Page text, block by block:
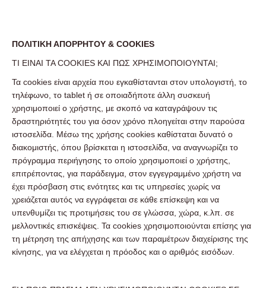
ΠΟΛΙΤΙΚΗ ΑΠΟΡΡΗΤΟΥ & COOKIES
ΤΙ ΕΙΝΑΙ ΤΑ COOKIES ΚΑΙ ΠΩΣ ΧΡΗΣΙΜΟΠΟΙΟΥΝΤΑΙ;
Τα cookies είναι αρχεία που εγκαθίστανται στον υπολογιστή, το
τηλέφωνο, το tablet ή σε οποιαδήποτε άλλη συσκευή
χρησιμοποιεί ο χρήστης, με σκοπό να καταγράψουν τις
δραστηριότητές του για όσον χρόνο πλοηγείται στην παρούσα
ιστοσελίδα. Μέσω της χρήσης cookies καθίσταται δυνατό ο
διακομιστής, όπου βρίσκεται η ιστοσελίδα, να αναγνωρίζει το
πρόγραμμα περιήγησης το οποίο χρησιμοποιεί ο χρήστης,
επιτρέποντας, για παράδειγμα, στον εγγεγραμμένο χρήστη να
έχει πρόσβαση στις ενότητες και τις υπηρεσίες χωρίς να
χρειάζεται αυτός να εγγράφεται σε κάθε επίσκεψη και να
υπενθυμίζει τις προτιμήσεις του σε γλώσσα, χώρα, κ.λπ. σε
μελλοντικές επισκέψεις. Τα cookies χρησιμοποιούνται επίσης για
τη μέτρηση της απήχησης και των παραμέτρων διαχείρισης της
κίνησης, για να ελέγχεται η πρόοδος και ο αριθμός εισόδων.